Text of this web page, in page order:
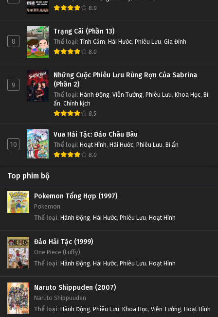
8.0
8
Trạng Cãi (Phần 13)
Thể loại: Tình Cảm, Hài Hước, Phiêu Lưu, Gia Đình
8.0
9
Những Cuộc Phiêu Lưu Rùng Rợn Của Sabrina
(Phần 2)
Thể loại: Hành Động, Viễn Tưởng, Phiêu Lưu, Khoa Học, Bí
ẩn, Chính kịch
8.5
10
Vua Hải Tặc: Đảo Châu Báu
Thể loại: Hoạt Hình, Hài Hước, Phiêu Lưu, Bí ẩn
8.0
Top phim bộ
Pokemon Tổng Hợp (1997)
Pokemon
Thể loại: Hành Động, Hài Hước, Phiêu Lưu, Hoạt Hình
Đảo Hải Tặc (1999)
One Piece (Luffy)
Thể loại: Hành Động, Hài Hước, Phiêu Lưu, Hoạt Hình
Naruto Shippuden (2007)
Naruto Shippuuden
Thể loại: Hành Động, Phiêu Lưu, Khoa Học, Viễn Tưởng, Hoạt Hình